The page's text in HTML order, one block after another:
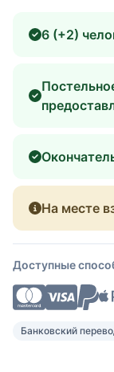
6 (+2)
На месте
Доступные
Банковский